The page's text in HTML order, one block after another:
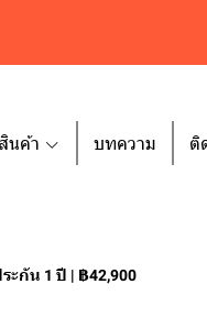
สินค้า บทความ ติ
ะกัน 1 ปี | ฿42,900